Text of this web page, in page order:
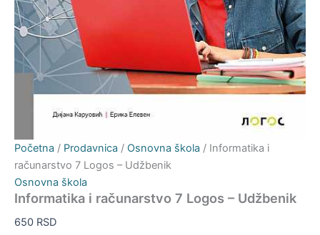
Početna / Prodavnica / Osnovna škola / Informatika i
računarstvo 7 Logos – Udžbenik
Osnovna škola
Informatika i računarstvo 7 Logos – Udžbenik
650 RSD